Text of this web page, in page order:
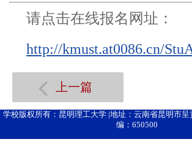
请点击在线报名网址：
http://kmust.at0086.cn/
上一篇
学校版权所有：昆明理工大学 |地址：云南省昆明市呈
编：650500